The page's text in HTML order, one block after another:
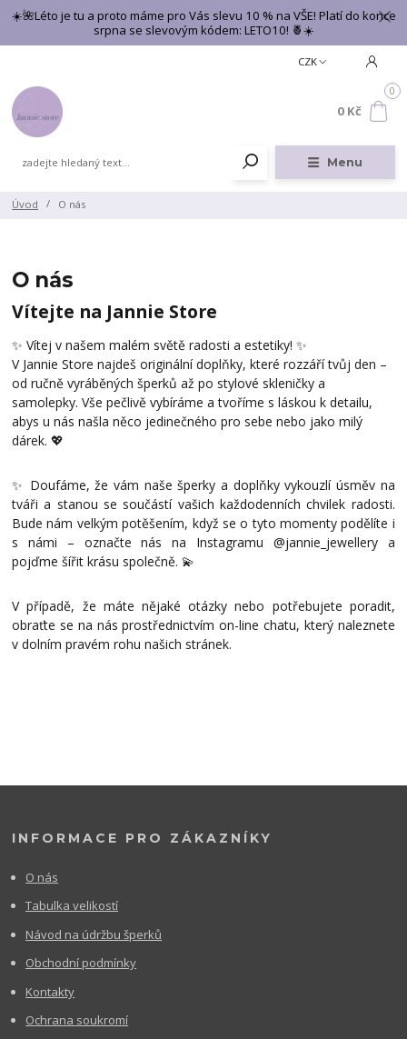
☀️🌺Léto je tu a proto máme pro Vás slevu 10 % na VŠE! Platí do konce
srpna se slevovým kódem: LETO10! 🍍☀️
Menu
CZK
0
0 Kč
Úvod O nás
O nás
Vítejte na Jannie Store
✨ Vítej v našem malém světě radosti a estetiky! ✨
V Jannie Store najdeš originální doplňky, které rozzáří tvůj den –
od ručně vyráběných šperků až po stylové skleničky a
samolepky. Vše pečlivě vybíráme a tvoříme s láskou k detailu,
abys u nás našla něco jedinečného pro sebe nebo jako milý
dárek. 💖
✨ Doufáme, že vám naše šperky a doplňky vykouzlí úsměv na
tváři a stanou se součástí vašich každodenních chvilek radosti.
Bude nám velkým potěšením, když se o tyto momenty podělíte i
s námi – označte nás na Instagramu @jannie_jewellery a
pojďme šířit krásu společně. 💫
V případě, že máte nějaké otázky nebo potřebujete poradit,
obraťte se na nás prostřednictvím on-line chatu, který naleznete
v dolním pravém rohu našich stránek.
INFORMACE PRO ZÁKAZNÍKY
O nás
Tabulka velikostí
Návod na údržbu šperků
Obchodní podmínky
Kontakty
Ochrana soukromí